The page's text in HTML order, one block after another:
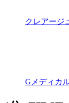
クレアージ
Gメディカ